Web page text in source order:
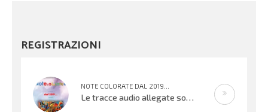
REGISTRAZIONI
NOTE COLORATE DAL 2019...
Le tracce audio allegate sono promemoria di percorsi didattici realizzati